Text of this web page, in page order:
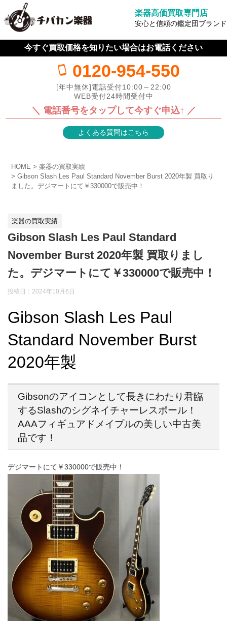
楽器高価買取専門店
安心と信頼の鑑定団ブランド
今すぐ買取価格を知りたい場合はお電話ください
0120-954-550
[年中無休]電話受付10:00～22:00
WEB受付24時間受付中
＼ 電話番号をタップして今すぐ申込↑ ／
よくある質問はこちら
HOME
楽器の買取実績
Gibson Slash Les Paul Standard November Burst 2020年製 買取り
ました。デジマートにて￥330000で販売中！
楽器の買取実績
Gibson Slash Les Paul Standard
November Burst 2020年製 買取りまし
た。デジマートにて￥330000で販売中！
投稿日：2024年10月6日
Gibson Slash Les Paul
Standard November Burst
2020年製
Gibsonのアイコンとして長きにわたり君臨
するSlashのシグネイチャーレスポール！
AAAフィギュアドメイプルの美しい中古美
品です！
デジマートにて￥330000で販売中！